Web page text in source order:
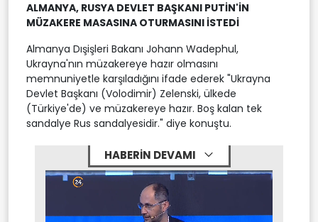
ALMANYA, RUSYA DEVLET BAŞKANI PUTİN'İN
MÜZAKERE MASASINA OTURMASINI İSTEDİ
Almanya Dışişleri Bakanı Johann Wadephul,
Ukrayna'nın müzakereye hazır olmasını
memnuniyetle karşıladığını ifade ederek "Ukrayna
Devlet Başkanı (Volodimir) Zelenski, ülkede
(Türkiye'de) ve müzakereye hazır. Boş kalan tek
sandalye Rus sandalyesidir." diye konuştu.
HABERİN DEVAMI